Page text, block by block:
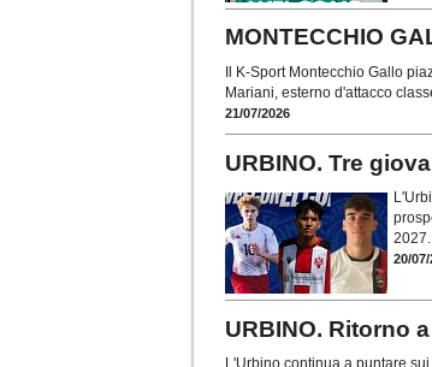
MONTECCHIO
Il K-Sport Montecchio Gallo
Mariani, esterno d'attacco
21/07/2026
URBINO. Tre
20/07/
URBINO. Ritorno
L'Urbino continua a puntare